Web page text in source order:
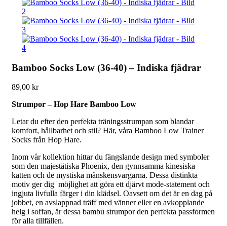
Bamboo Socks Low (36-40) – Indiska fjädrar
89,00 kr
Strumpor – Hop Hare Bamboo Low
Letar du efter den perfekta träningsstrumpan som blandar
komfort, hållbarhet och stil? Här, våra Bamboo Low Trainer
Socks från Hop Hare.
Inom vår kollektion hittar du fängslande design med symboler
som den majestätiska Phoenix, den gynnsamma kinesiska
katten och de mystiska månskensvargarna. Dessa distinkta
motiv ger dig möjlighet att göra ett djärvt mode-statement och
ingjuta livfulla färger i din klädsel. Oavsett om det är en dag på
jobbet, en avslappnad träff med vänner eller en avkopplande
helg i soffan, är dessa bambu strumpor den perfekta passformen
för alla tillfällen.